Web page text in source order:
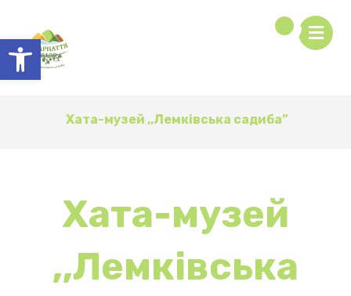
Відкрити Панель інструментів
Хата-музей ,,Лемківська садиба”
Хата-музей
,,Лемківська